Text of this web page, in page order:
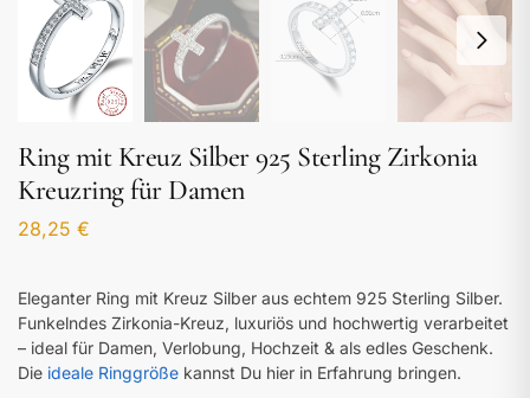
Ring mit Kreuz Silber 925 Sterling Zirkonia
Kreuzring für Damen
28,25 €
Eleganter Ring mit Kreuz Silber aus echtem 925 Sterling Silber.
Funkelndes Zirkonia-Kreuz, luxuriös und hochwertig verarbeitet
– ideal für Damen, Verlobung, Hochzeit & als edles Geschenk.
Die ideale Ringgröße kannst Du hier in Erfahrung bringen.